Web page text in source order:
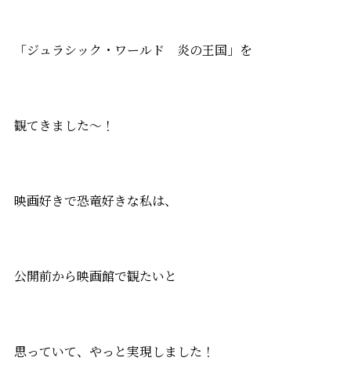
「ジュラシック・ワールド 炎の王国」を
観てきました～！
映画好きで恐竜好きな私は、
公開前から映画館で観たいと
思っていて、やっと実現しました！